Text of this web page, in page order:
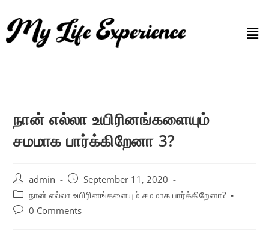
நான் எல்லா உயிரினங்களையும்
சமமாக பார்க்கிறேனா 3?
admin
September 11, 2020
நான் எல்லா உயிரினங்களையும் சமமாக பார்க்கிறேனா?
0 Comments